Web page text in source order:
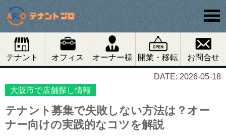
テナント オフィス オーナー様 開業・移転 お問合せ
DATE: 2026-05-18
大阪市で店舗探し情報
テナント募集で失敗しない方法は？オー
ナー向けの実践的なコツを解説